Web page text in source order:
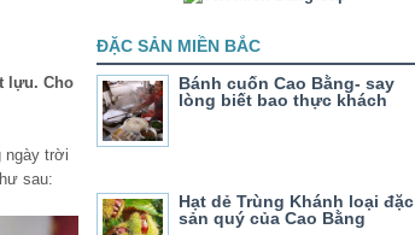
lựu. Cho
ngày trời
sau:
ĐẶC SẢN MIỀN BẮC
Bánh cuốn Cao Bằng- say
lòng biết bao thực khách
Hạt dẻ Trùng Khánh loại đặc
sản quý của Cao Bằng